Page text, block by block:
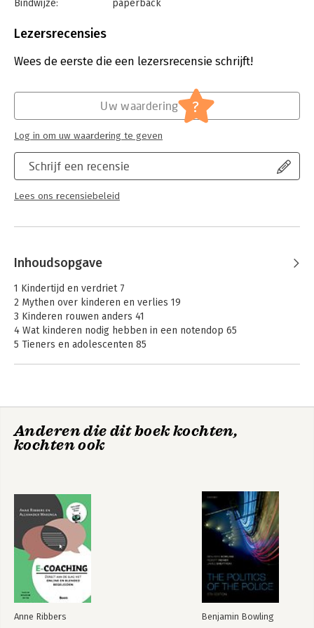
Bindwijze:
paperback
Uitgever:
Verschijningsdatum:
18-3-2020
Lezersrecensies
Wees de eerste die een lezersrecensie schrijft!
Schrijf een recensie
Lees ons recensiebeleid
Uw waardering ?
Log in om uw waardering te geven
Inhoudsopgave
1 Kindertijd en verdriet 7
2 Mythen over kinderen en verlies 19
3 Kinderen rouwen anders 41
4 Wat kinderen nodig hebben in een notendop 65
5 Tieners en adolescenten 85
11 Geweld en terrorisme 201
12 De school 215
Van dezelfde auteur 251
Anderen die dit boek kochten,
kochten ook
Anne Ribbers Benjamin Bowling